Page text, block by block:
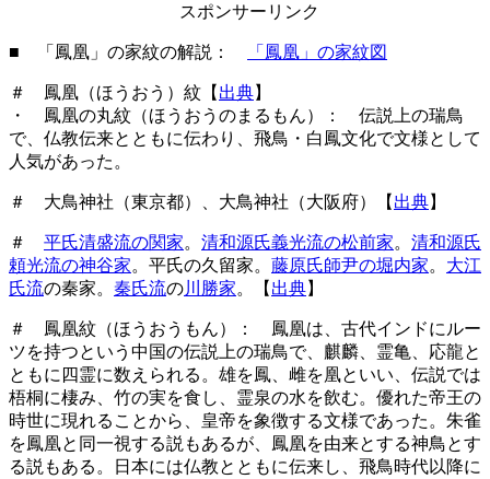
スポンサーリンク
■ 「鳳凰」の家紋の解説： 「鳳凰」の家紋図
＃ 鳳凰（ほうおう）紋【 出典】
・ 鳳凰の丸紋（ほうおうのまるもん）： 伝説上の瑞鳥
で、仏教伝来とともに伝わり、飛鳥・白鳳文化で文様として
人気があった。
＃ 大鳥神社（東京都）、大鳥神社（大阪府）【 出典】
＃ 平氏清盛流の関家。 清和源氏義光流の松前家。 清和源氏
頼光流の神谷家。平氏の久留家。 藤原氏師尹の堀内家。 大江
氏流の秦家。 秦氏流の川勝家。 【 出典】
＃ 鳳凰紋（ほうおうもん）： 鳳凰は、古代インドにルー
ツを持つという中国の伝説上の瑞鳥で、麒麟、霊亀、応龍と
ともに四霊に数えられる。雄を鳳、雌を凰といい、伝説では
梧桐に棲み、竹の実を食し、霊泉の水を飲む。優れた帝王の
時世に現れることから、皇帝を象徴する文様であった。朱雀
を鳳凰と同一視する説もあるが、鳳凰を由来とする神鳥とす
る説もある。日本には仏教とともに伝来し、飛鳥時代以降に